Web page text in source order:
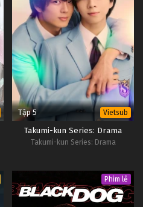
Tập 5 Vietsub
Takumi-kun Series: Drama
Takumi-kun Series: Drama
Phim lẻ